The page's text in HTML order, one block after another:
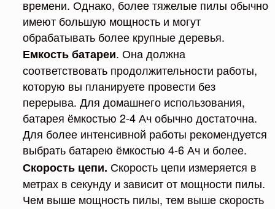
времени. Однако, более тяжелые пилы обычно
имеют большую мощность и могут
обрабатывать более крупные деревья.
Емкость батареи. Она должна
соответствовать продолжительности работы,
которую вы планируете провести без
перерыва. Для домашнего использования,
батарея ёмкостью 2-4 Ач обычно достаточна.
Для более интенсивной работы рекомендуется
выбрать батарею ёмкостью 4-6 Ач и более.
Скорость цепи. Скорость цепи измеряется в
метрах в секунду и зависит от мощности пилы.
Чем выше мощность пилы, тем выше скорость